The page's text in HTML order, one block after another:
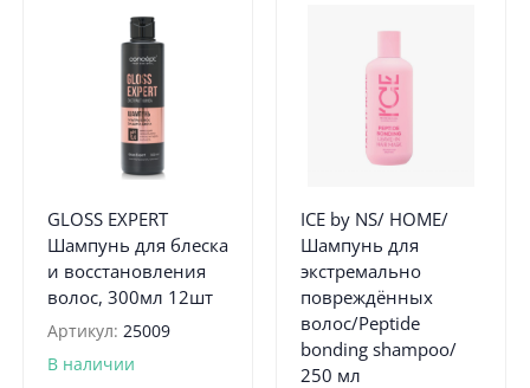
GLOSS EXPERT
Шампунь для блеска
и восстановления
волос, 300мл 12шт
Артикул: 25009
В наличии
ICE by NS/ HOME/
Шампунь для
экстремально
повреждённых
волос/Peptide
bonding shampoo/
250 мл